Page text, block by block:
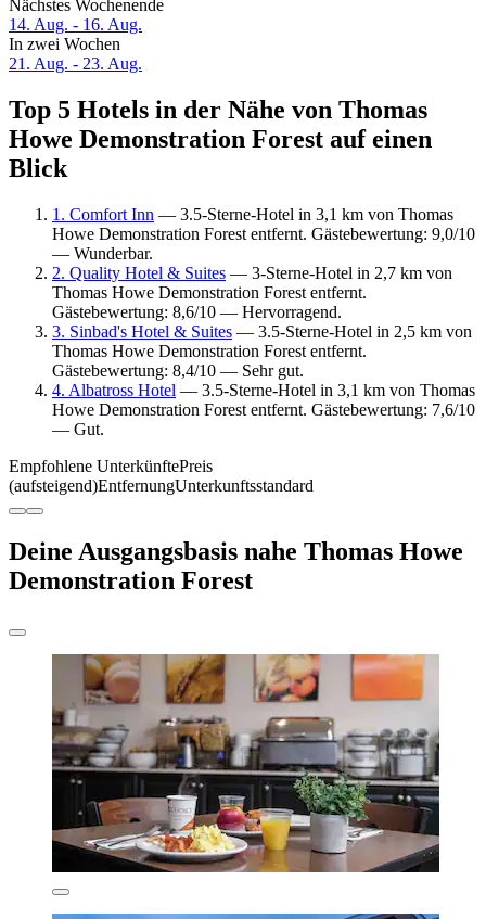
Nächstes Wochenende
14. Aug. - 16. Aug.
In zwei Wochen
21. Aug. - 23. Aug.
Top 5 Hotels in der Nähe von Thomas
Howe Demonstration Forest auf einen
Blick
1. Comfort Inn — 3.5-Sterne-Hotel in 3,1 km von Thomas
Howe Demonstration Forest entfernt. Gästebewertung: 9,0/10
— Wunderbar.
2. Quality Hotel & Suites — 3-Sterne-Hotel in 2,7 km von
Thomas Howe Demonstration Forest entfernt.
Gästebewertung: 8,6/10 — Hervorragend.
3. Sinbad's Hotel & Suites — 3.5-Sterne-Hotel in 2,5 km von
Thomas Howe Demonstration Forest entfernt.
Gästebewertung: 8,4/10 — Sehr gut.
4. Albatross Hotel — 3.5-Sterne-Hotel in 3,1 km von Thomas
Howe Demonstration Forest entfernt. Gästebewertung: 7,6/10
— Gut.
Empfohlene UnterkünftePreis
(aufsteigend)EntfernungUnterkunftsstandard
Deine Ausgangsbasis nahe Thomas Howe
Demonstration Forest